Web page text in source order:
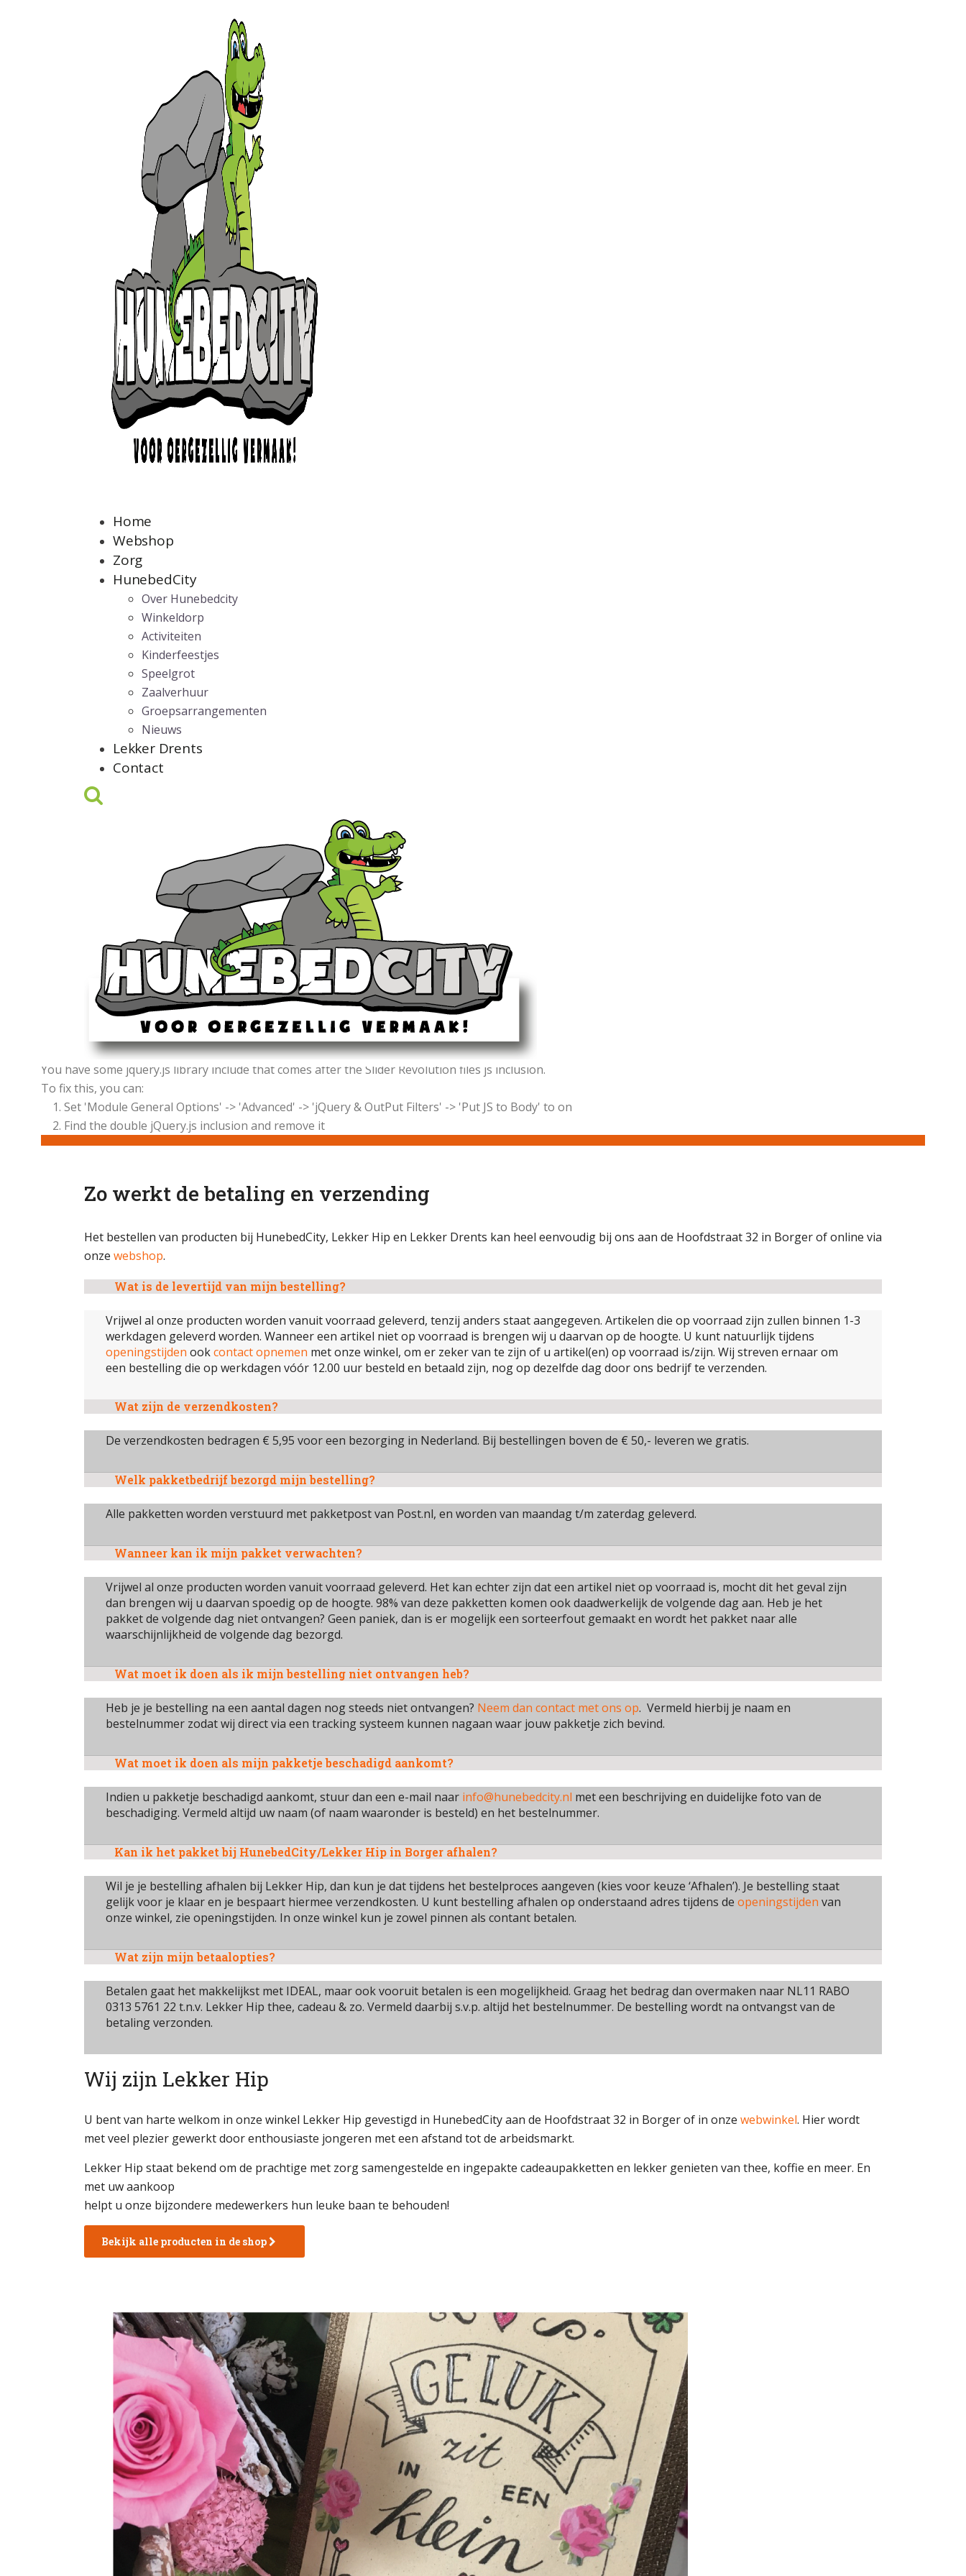
Home
Webshop
Zorg
HunebedCity
Over Hunebedcity
Winkeldorp
Activiteiten
Kinderfeestjes
Speelgrot
Zaalverhuur
Groepsarrangementen
Nieuws
Lekker Drents
Contact
You have some jquery.js library include that comes after the Slider Revolution files js inclusion.
To fix this, you can:
1. Set 'Module General Options' -> 'Advanced' -> 'jQuery & OutPut Filters' -> 'Put JS to Body' to on
2. Find the double jQuery.js inclusion and remove it
Zo werkt de betaling en verzending
Het bestellen van producten bij HunebedCity, Lekker Hip en Lekker Drents kan heel eenvoudig bij ons aan de Hoofdstraat 32 in Borger of online via
onze webshop.
Wat is de levertijd van mijn bestelling?
Vrijwel al onze producten worden vanuit voorraad geleverd, tenzij anders staat aangegeven. Artikelen die op voorraad zijn zullen binnen 1-3
werkdagen geleverd worden. Wanneer een artikel niet op voorraad is brengen wij u daarvan op de hoogte. U kunt natuurlijk tijdens
openingstijden ookcontact opnemen met onze winkel, om er zeker van te zijn of u artikel(en) op voorraad is/zijn. Wij streven ernaar om
een bestelling die op werkdagen vóór 12.00 uur besteld en betaald zijn, nog op dezelfde dag door ons bedrijf te verzenden.
Wat zijn de verzendkosten?
De verzendkosten bedragen € 5,95 voor een bezorging in Nederland. Bij bestellingen boven de € 50,- leveren we gratis.
Welk pakketbedrijf bezorgd mijn bestelling?
Alle pakketten worden verstuurd met pakketpost van Post.nl, en worden van maandag t/m zaterdag geleverd.
Wanneer kan ik mijn pakket verwachten?
Vrijwel al onze producten worden vanuit voorraad geleverd. Het kan echter zijn dat een artikel niet op voorraad is, mocht dit het geval zijn
dan brengen wij u daarvan spoedig op de hoogte. 98% van deze pakketten komen ook daadwerkelijk de volgende dag aan. Heb je het
pakket de volgende dag niet ontvangen? Geen paniek, dan is er mogelijk een sorteerfout gemaakt en wordt het pakket naar alle
waarschijnlijkheid de volgende dag bezorgd.
Wat moet ik doen als ik mijn bestelling niet ontvangen heb?
Heb je je bestelling na een aantal dagen nog steeds niet ontvangen? Neem dan contact met ons op. Vermeld hierbij je naam en
bestelnummer zodat wij direct via een tracking systeem kunnen nagaan waar jouw pakketje zich bevind.
Wat moet ik doen als mijn pakketje beschadigd aankomt?
Indien u pakketje beschadigd aankomt, stuur dan een e-mail naar info@hunebedcity.nl met een beschrijving en duidelijke foto van de
beschadiging. Vermeld altijd uw naam (of naam waaronder is besteld) en het bestelnummer.
Kan ik het pakket bij HunebedCity/Lekker Hip in Borger afhalen?
Wil je je bestelling afhalen bij Lekker Hip, dan kun je dat tijdens het bestelproces aangeven (kies voor keuze ‘Afhalen’). Je bestelling staat
gelijk voor je klaar en je bespaart hiermee verzendkosten. U kunt bestelling afhalen op onderstaand adres tijdens de openingstijden van
onze winkel, zie openingstijden. In onze winkel kun je zowel pinnen als contant betalen.
Wat zijn mijn betaalopties?
Betalen gaat het makkelijkst met IDEAL, maar ook vooruit betalen is een mogelijkheid. Graag het bedrag dan overmaken naar NL11 RABO
0313 5761 22 t.n.v. Lekker Hip thee, cadeau & zo. Vermeld daarbij s.v.p. altijd het bestelnummer. De bestelling wordt na ontvangst van de
betaling verzonden.
Wij zijn Lekker Hip
U bent van harte welkom in onze winkel Lekker Hip gevestigd in HunebedCity aan de Hoofdstraat 32 in Borger of in onze webwinkel. Hier wordt
met veel plezier gewerkt door enthousiaste jongeren met een afstand tot de arbeidsmarkt.
Lekker Hip staat bekend om de prachtige met zorg samengestelde en ingepakte cadeaupakketten en lekker genieten van thee, koffie en meer. En
met uw aankoop
helpt u onze bijzondere medewerkers hun leuke baan te behouden!
Bekijk alle producten in de shop